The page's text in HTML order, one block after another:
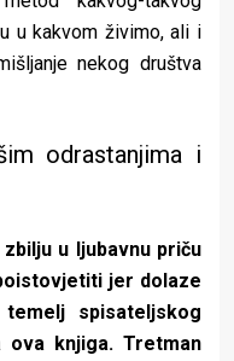
u kakvom živimo, ali i
nekog društva
odrastanjima i
u ljubavnu priču
jer dolaze
spisateljskog
ova knjiga. Tretman